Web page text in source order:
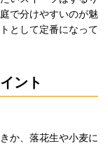
で分けやすいのが魅
として定番になって
ント
か、落花生や小麦に